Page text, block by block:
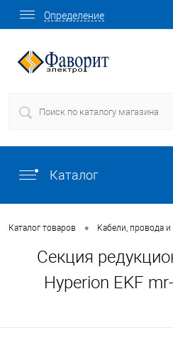
Определение
Каталог
Каталог товаров • Кабели, провода
Секция
Hyperion EKF